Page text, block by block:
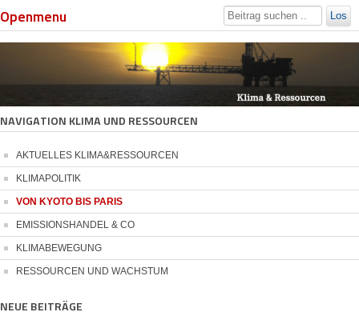
Openmenu Los
NAVIGATION KLIMA UND RESSOURCEN
AKTUELLES KLIMA&RESSOURCEN
KLIMAPOLITIK
VON KYOTO BIS PARIS
EMISSIONSHANDEL & CO
KLIMABEWEGUNG
RESSOURCEN UND WACHSTUM
NEUE BEITRÄGE